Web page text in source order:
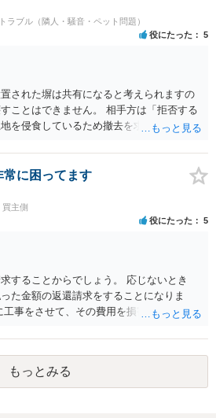
ょう。 いずれにしても、（強制的な）明
のであれば、現況や契約書等の確認が不
持参して弁護士にご相談された方がよい
ラブル（隣人・騒音・ペット問題）
役にたった 5
された塀は共有になると考えられますの
ことはできません。 相手方は「拒否する
を侵食しているため撤去を求める手続き
様の同意なく塀の撤去を求めることは法
す。 また、「隣地（相談者様）の許可」
は、近隣住民と協議してその建築に関し
われておりますので、（推測になってし
民の同意は必須の要件ではないため、直
者の責任を追及する余地はあろうかと存
り、相手方のやり口は非常に強引かつ高
じるのは無理もないことかと思います。
説明を求める旨を記載した通知書を送り
に困ってます
買主側
役にたった 5
することからでしょう。 応じないとき
た金額の返還請求をすることになりま
事をさせて、その費用を損害として請求
もっとみる